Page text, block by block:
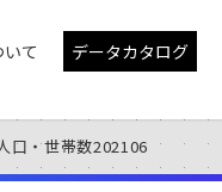
て データカタログ
口・世帯数202106